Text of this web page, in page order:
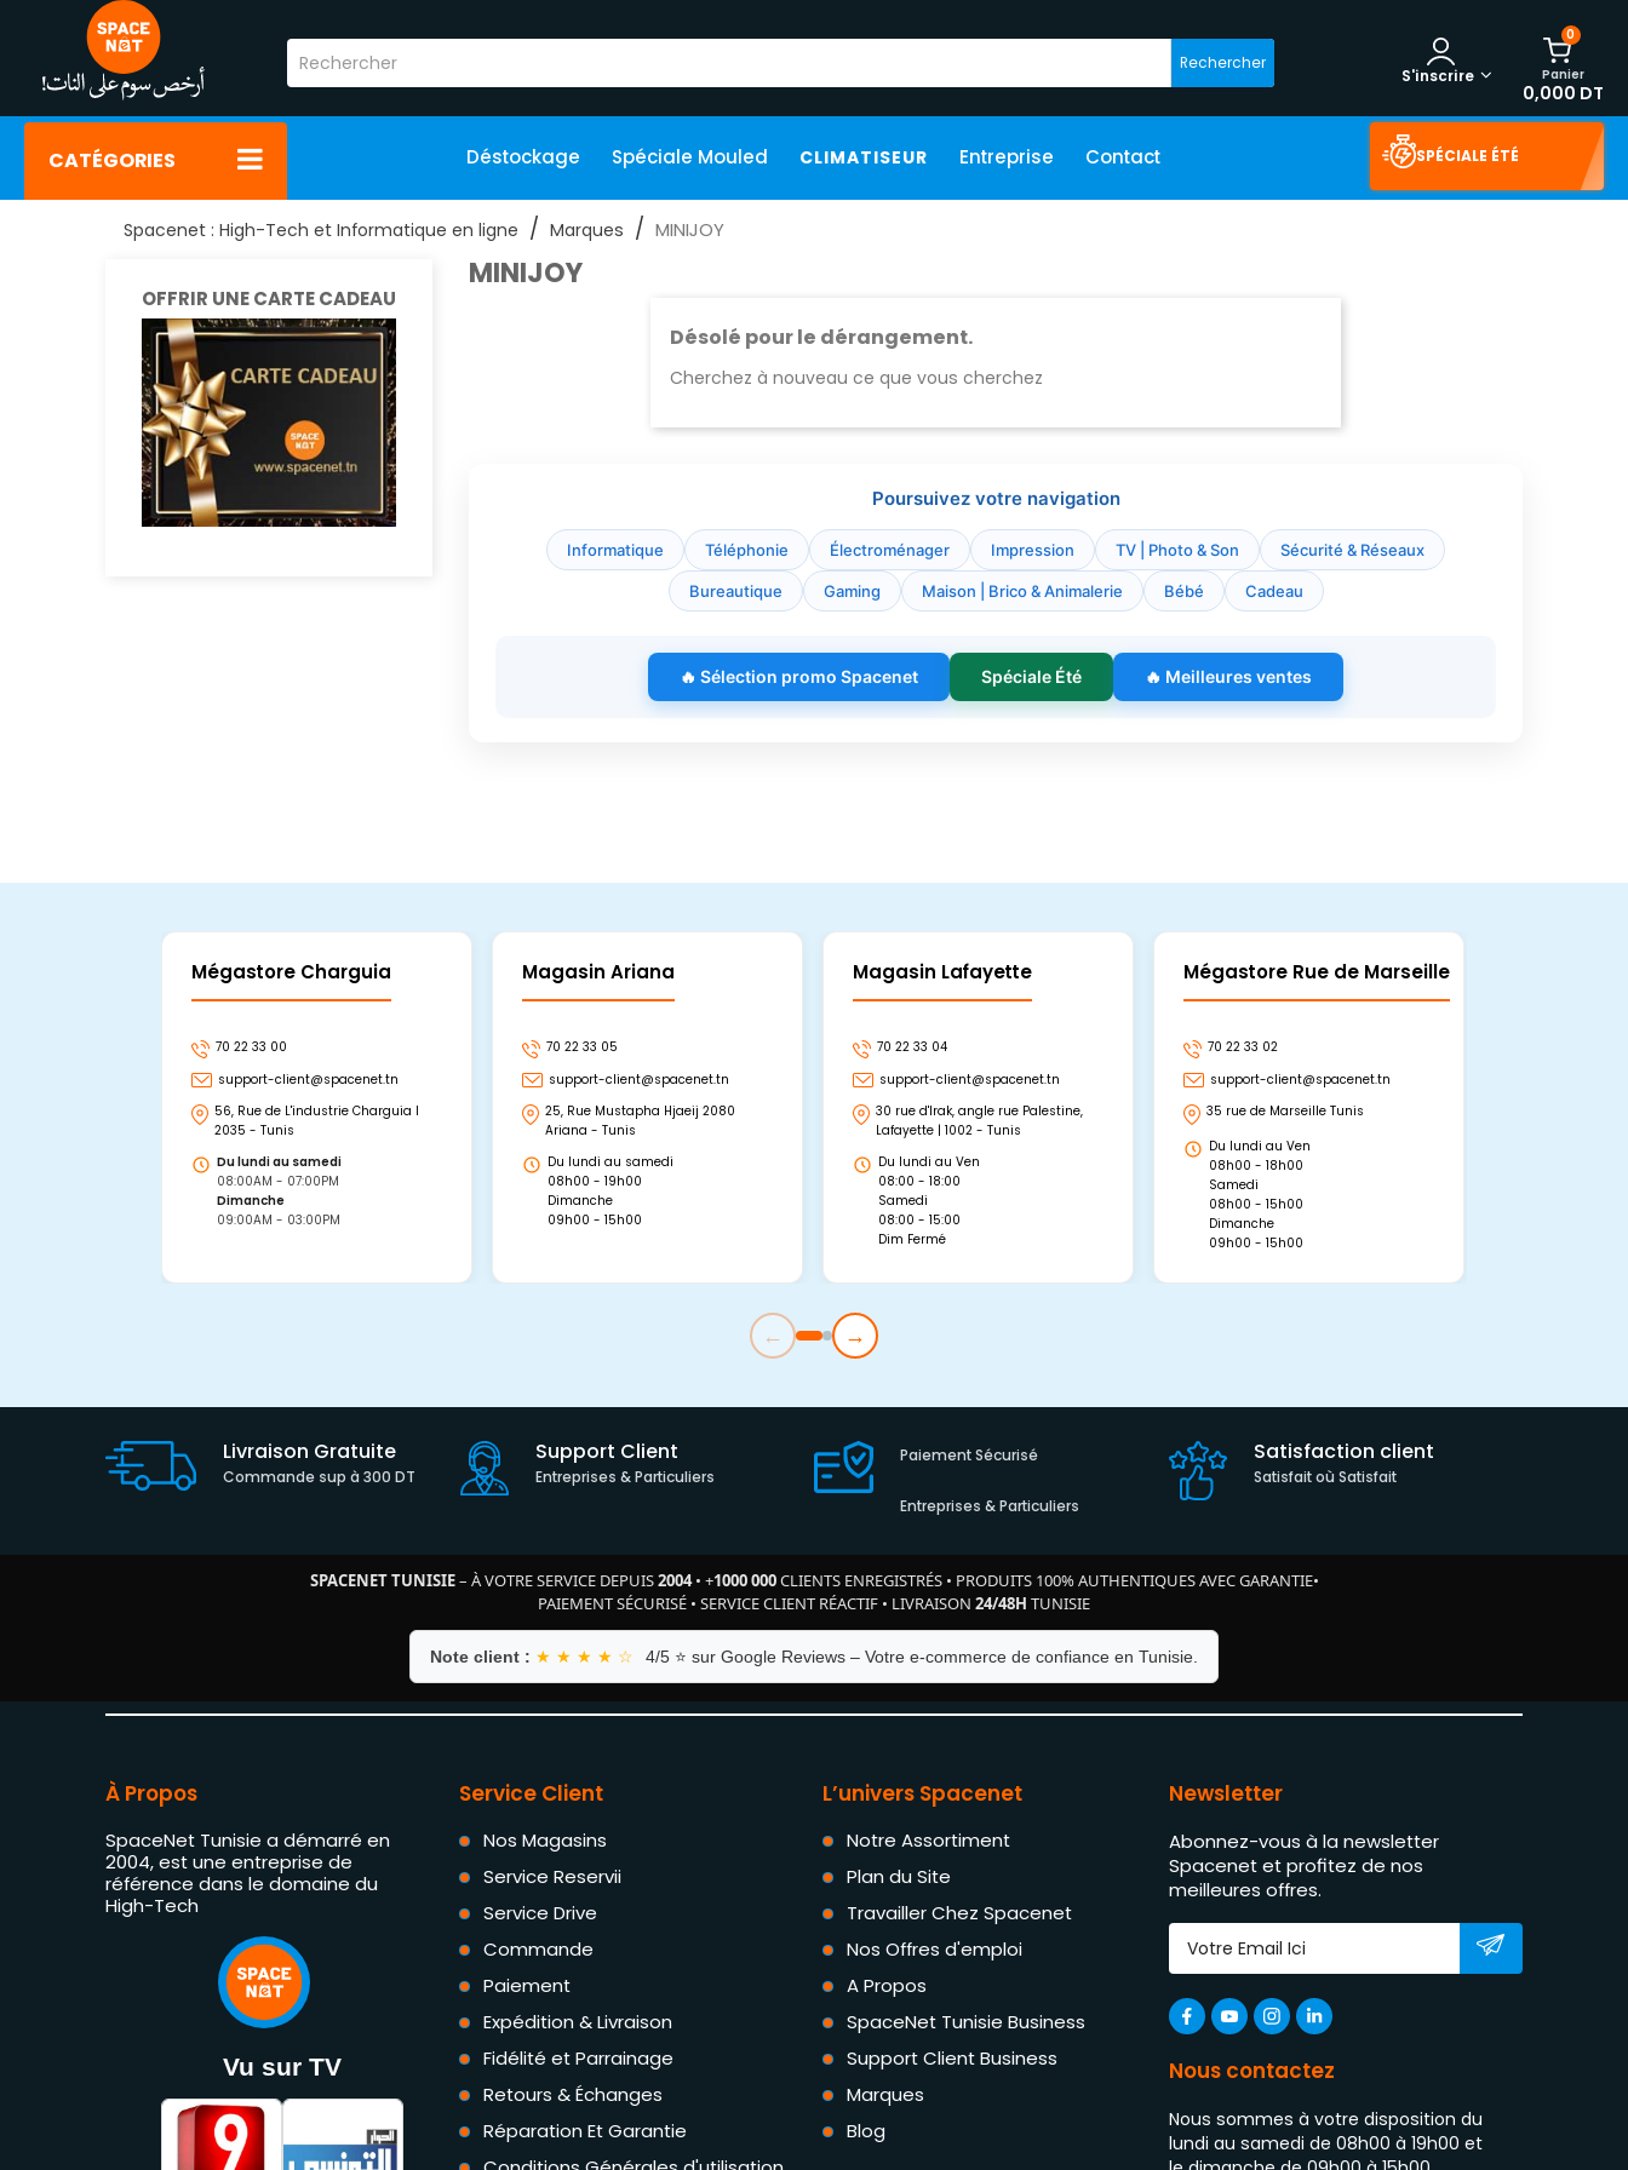
Rechercher
0
Panier
0,000 DT
S'inscrire
CATÉGORIES Déstockage Spéciale Mouled CLIMATISEUR Entreprise Contact SPÉCIALE ÉTÉ
Spacenet : High-Tech et Informatique en ligne Marques MINIJOY
OFFRIR UNE CARTE CADEAU
MINIJOY
Désolé pour le dérangement.
Cherchez à nouveau ce que vous cherchez
Poursuivez votre navigation
Informatique Téléphonie Électroménager Impression TV | Photo & Son Sécurité & Réseaux
Bureautique Gaming Maison | Brico & Animalerie Bébé Cadeau
🔥 Sélection promo Spacenet Spéciale Été 🔥 Meilleures ventes
Mégastore Charguia
70 22 33 00
support-client@spacenet.tn
56, Rue de L'industrie Charguia I
2035 - Tunis
Du lundi au samedi
08:00AM - 07:00PM
Dimanche
09:00AM - 03:00PM
Magasin Ariana
70 22 33 05
support-client@spacenet.tn
25, Rue Mustapha Hjaeij 2080
Ariana - Tunis
Du lundi au samedi
08h00 - 19h00
Dimanche
09h00 - 15h00
Magasin Lafayette
70 22 33 04
support-client@spacenet.tn
30 rue d'Irak, angle rue Palestine,
Lafayette | 1002 - Tunis
Du lundi au Ven
08:00 - 18:00
Samedi
08:00 - 15:00
Dim Fermé
Mégastore Rue de Marseille
70 22 33 02
support-client@spacenet.tn
35 rue de Marseille Tunis
Du lundi au Ven
08h00 - 18h00
Samedi
08h00 - 15h00
Dimanche
09h00 - 15h00
← →
Livraison Gratuite
Commande sup à 300 DT
Support Client
Entreprises & Particuliers
Paiement Sécurisé
Entreprises & Particuliers
Satisfaction client
Satisfait où Satisfait
SPACENET TUNISIE– À VOTRE SERVICE DEPUIS2004• +1000 000CLIENTS ENREGISTRÉS• PRODUITS 100% AUTHENTIQUES AVEC GARANTIE•
PAIEMENT SÉCURISÉ • SERVICE CLIENT RÉACTIF • LIVRAISON 24/48H TUNISIE
Note client : ★ ★ ★ ★ ☆ 4/5 ⭐ sur Google Reviews – Votre e-commerce de confiance en Tunisie.
À Propos
SpaceNet Tunisie a démarré en
2004, est une entreprise de
référence dans le domaine du
High-Tech
Vu sur TV
Service Client
Nos Magasins
Service Reservii
Service Drive
Commande
Paiement
Expédition & Livraison
Fidélité et Parrainage
Retours & Échanges
Réparation Et Garantie
L’univers Spacenet
Notre Assortiment
Plan du Site
Travailler Chez Spacenet
Nos Offres d'emploi
A Propos
SpaceNet Tunisie Business
Support Client Business
Marques
Blog
Newsletter
Abonnez-vous à la newsletter
Spacenet et profitez de nos
meilleures offres.
Nous contactez
Nous sommes à votre disposition du
lundi au samedi de 08h00 à 19h00 et